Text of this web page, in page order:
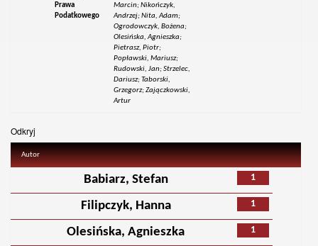
Prawa
Podatkowego
Marcin; Nikończyk,
Andrzej; Nita, Adam;
Ogrodowczyk, Bożena;
Olesińska, Agnieszka;
Pietrasz, Piotr;
Popławski, Mariusz;
Rudowski, Jan; Strzelec,
Dariusz; Taborski,
Grzegorz; Zajączkowski,
Artur
Odkryj
Autor
1
Babiarz, Stefan
1
Filipczyk, Hanna
1
Olesińska, Agnieszka